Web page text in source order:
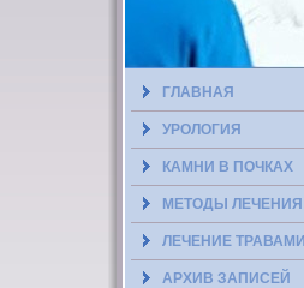
ГЛАВНАЯ
УРОЛОГИЯ
КАМНИ В ПОЧКАХ
МЕТОДЫ ЛЕЧЕНИЯ
ЛЕЧЕНИЕ ТРАВАМИ
АРХИВ ЗАПИСЕЙ